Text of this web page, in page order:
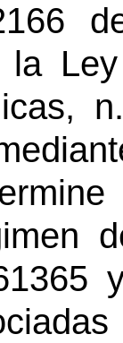
la